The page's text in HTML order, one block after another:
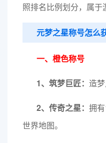
照排名比例划分，属于
元梦之星称号怎么
一、橙色称号
1、筑梦巨匠： 造
2、传奇之星： 拥
世界地图。